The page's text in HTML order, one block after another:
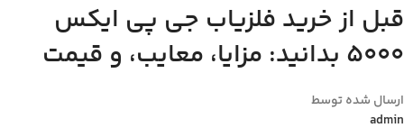
قبل از خرید فلزیاب جی پی ایکس
5000 بدانید: مزایا، معایب، و قیمت
ارسال شده توسط
admin